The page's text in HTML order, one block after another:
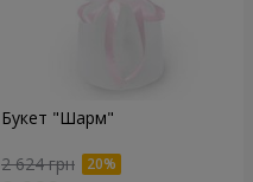
Букет "Шарм"
2 624 грн